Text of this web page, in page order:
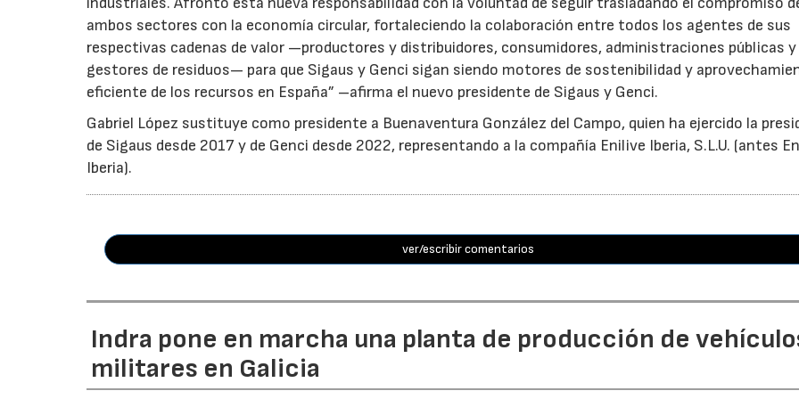
ambos sectores con la economía circular, fortaleciendo la colaboración entre todos los agentes de sus
respectivas cadenas de valor —productores y distribuidores, consumidores, administraciones públicas y
gestores de residuos— para que Sigaus y Genci sigan siendo motores de sostenibilidad y
eficiente de los recursos en España” –afirma el nuevo presidente de Sigaus y Genci.
Gabriel López sustituye como presidente a Buenaventura González del Campo, quien ha ejercido la
de Sigaus desde 2017 y de Genci desde 2022, representando a la compañía Enilive Iberia, S.L.U. (antes
Iberia).
ver/escribir comentarios
Indra pone en marcha una planta de producción de
militares en Galicia